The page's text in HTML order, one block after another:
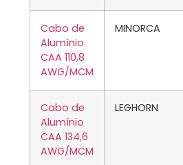
Cabo de
Alumínio
CAA 110,8
AWG/MCM
MINORCA
Cabo de
Alumínio
CAA 134,6
AWG/MCM
LEGHORN